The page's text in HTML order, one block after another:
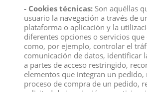
- Cookies técnicas: Son aquéllas
usuario la navegación a través de
plataforma o aplicación y la
diferentes opciones o servicios que
como, por ejemplo, controlar el
comunicación de datos, identificar
a partes de acceso restringido,
elementos que integran un pedido,
proceso de compra de un pedido,